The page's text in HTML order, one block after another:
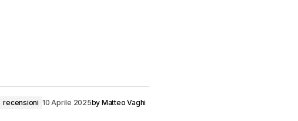
recensioni 10 Aprile 2025by Matteo Vaghi